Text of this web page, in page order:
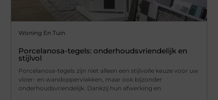
Woning En Tuin
Porcelanosa-tegels: onderhoudsvriendelijk en
stijlvol
Porcelanosa-tegels zijn niet alleen een stijlvolle keuze voor uw
vloer- en wandoppervlakken, maar ook bijzonder
onderhoudsvriendelijk. Dankzij hun afwerking en